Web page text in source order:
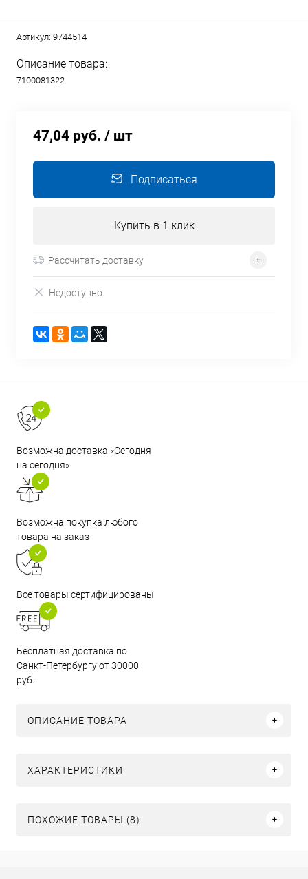
Артикул: 9744514
Описание товара:
7100081322
47,04 руб. / шт
Подписаться
Купить в 1 клик
Рассчитать доставку
Недоступно
Возможна доставка «Сегодня
на сегодня»
Возможна покупка любого
товара на заказ
Все товары сертифицированы
Бесплатная доставка по
Санкт-Петербургу от 30000
руб.
ОПИСАНИЕ ТОВАРА
ХАРАКТЕРИСТИКИ
ПОХОЖИЕ ТОВАРЫ (8)